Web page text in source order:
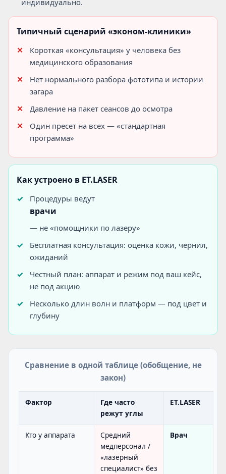
индивидуально.
Типичный сценарий «эконом-клиники»
Короткая «консультация» у человека без
медицинского образования
Нет нормального разбора фототипа и истории
загара
Давление на пакет сеансов до осмотра
Один пресет на всех — «стандартная
программа»
Как устроено в ET.LASER
Процедуры ведут
врачи
— не «помощники по лазеру»
Бесплатная консультация: оценка кожи, чернил,
ожиданий
Честный план: аппарат и режим под ваш кейс,
не под акцию
Несколько длин волн и платформ — под цвет и
глубину
Сравнение в одной таблице (обобщение, не
закон)
Фактор
Где часто
режут углы
ET.LASER
Кто у аппарата
Средний
медперсонал /
«лазерный
специалист» без
Врач